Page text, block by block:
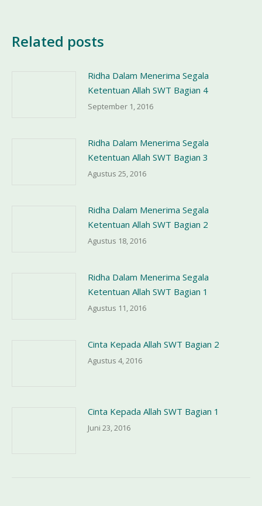
Related posts
Ridha Dalam Menerima Segala
Ketentuan Allah SWT Bagian 4
September 1, 2016
Ridha Dalam Menerima Segala
Ketentuan Allah SWT Bagian 3
Agustus 25, 2016
Ridha Dalam Menerima Segala
Ketentuan Allah SWT Bagian 2
Agustus 18, 2016
Ridha Dalam Menerima Segala
Ketentuan Allah SWT Bagian 1
Agustus 11, 2016
Cinta Kepada Allah SWT Bagian 2
Agustus 4, 2016
Cinta Kepada Allah SWT Bagian 1
Juni 23, 2016